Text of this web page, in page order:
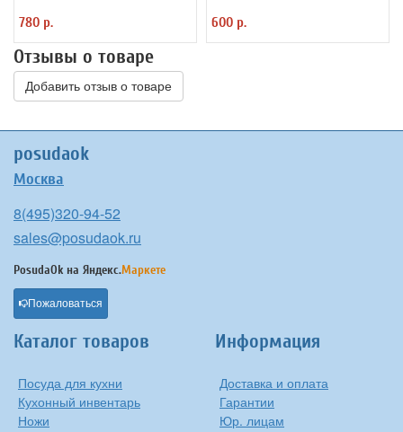
780 р. 600 р.
Отзывы о товаре
Добавить отзыв о товаре
posudaok
Москва
8(495)320-94-52
sales@posudaok.ru
PosudaOk на Яндекс.Маркете
Пожаловаться
Каталог товаров
Посуда для кухни
Кухонный инвентарь
Ножи
Информация
Доставка и оплата
Гарантии
Юр. лицам